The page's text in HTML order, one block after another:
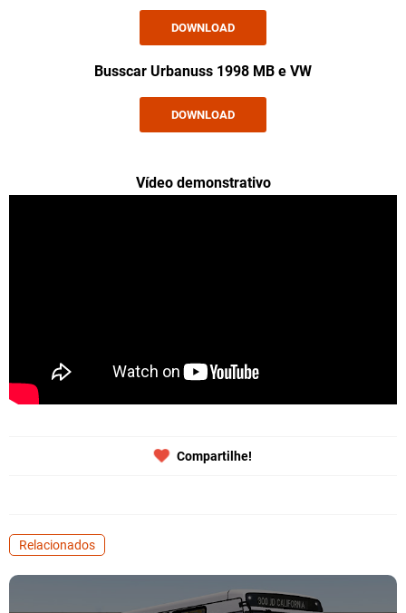
DOWNLOAD
Busscar Urbanuss 1998 MB e VW
DOWNLOAD
Vídeo demonstrativo
Compartilhe!
Relacionados